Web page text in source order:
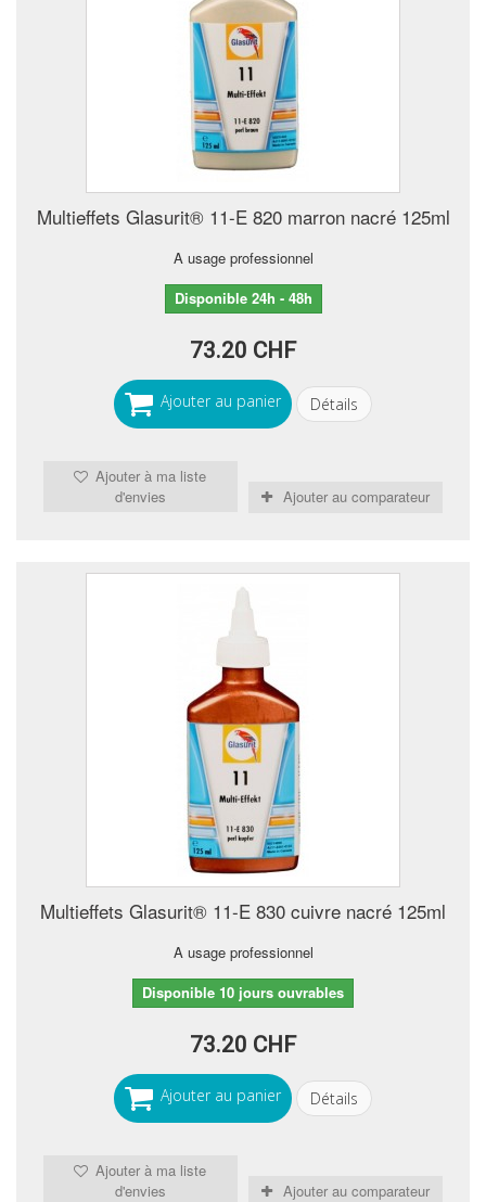
Multieffets Glasurit® 11-E 820 marron nacré 125ml
A usage professionnel
Disponible 24h - 48h
73.20 CHF
Ajouter au panier Détails
Ajouter à ma liste
d'envies
Ajouter au comparateur
Multieffets Glasurit® 11-E 830 cuivre nacré 125ml
A usage professionnel
Disponible 10 jours ouvrables
73.20 CHF
Ajouter au panier Détails
Ajouter à ma liste
d'envies
Ajouter au comparateur